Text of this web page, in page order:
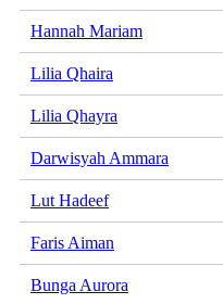
Hannah Mariam
Lilia Qhaira
Lilia Qhayra
Darwisyah Ammara
Lut Hadeef
Faris Aiman
Bunga Aurora